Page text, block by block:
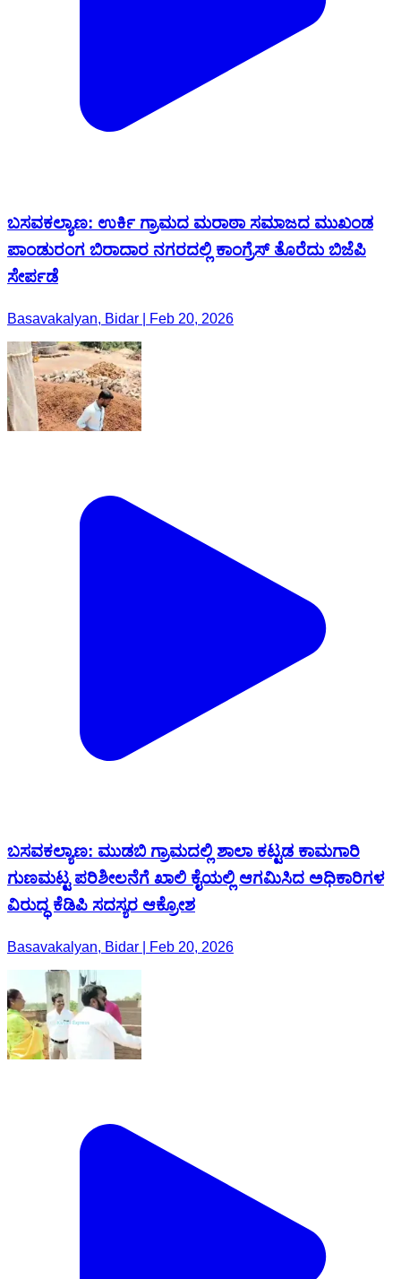
ಬಸವಕಲ್ಯಾಣ: ಉರ್ಕಿ ಗ್ರಾಮದ ಮರಾಠಾ ಸಮಾಜದ ಮುಖಂಡ
ಪಾಂಡುರಂಗ ಬಿರಾದಾರ ನಗರದಲ್ಲಿ ಕಾಂಗ್ರೆಸ್ ತೊರೆದು ಬಿಜೆಪಿ
ಸೇರ್ಪಡೆ
Basavakalyan, Bidar | Feb 20, 2026
ಬಸವಕಲ್ಯಾಣ: ಮುಡಬಿ ಗ್ರಾಮದಲ್ಲಿ ಶಾಲಾ ಕಟ್ಟಡ ಕಾಮಗಾರಿ
ಗುಣಮಟ್ಟ ಪರಿಶೀಲನೆಗೆ ಖಾಲಿ ಕೈಯಲ್ಲಿ ಆಗಮಿಸಿದ ಅಧಿಕಾರಿಗಳ
ವಿರುದ್ಧ ಕೆಡಿಪಿ ಸದಸ್ಯರ ಆಕ್ರೋಶ
Basavakalyan, Bidar | Feb 20, 2026